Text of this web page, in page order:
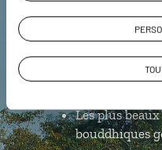
L’itinéraire
d'hôtes en 1
Notre
Les plus
bouddhiques